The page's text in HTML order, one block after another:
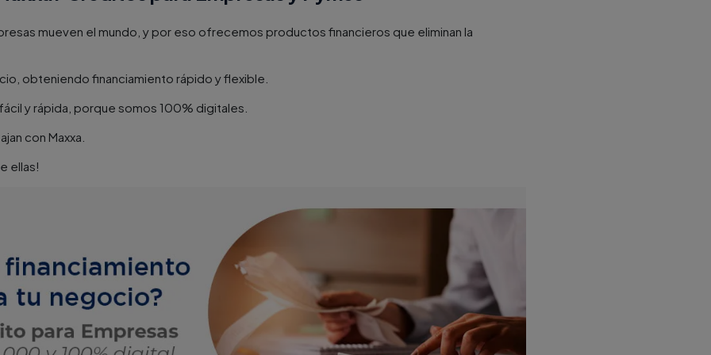
mueven el mundo, y por eso ofrecemos productos financieros que eliminan la
obteniendo financiamiento rápido y flexible.
y rápida, porque somos 100% digitales.
con Maxxa.
ellas!